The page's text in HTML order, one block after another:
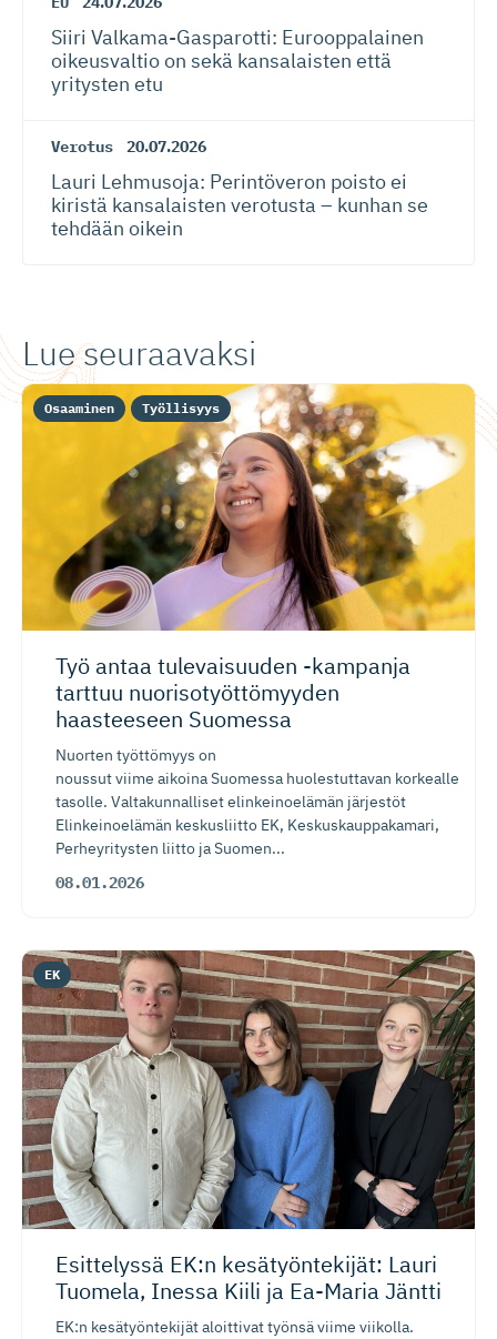
Siiri Valkama-Gas­pa­rotti: Eurooppalainen
oikeusvaltio on sekä kansalaisten että
yritysten etu
Verotus 20.07.2026
Lauri Lehmusoja: Perintöveron poisto ei
kiristä kansalaisten verotusta – kunhan se
tehdään oikein
Lue seuraavaksi
Työ antaa tulevaisuuden -kampanja
tarttuu nuorisotyöt­tö­myyden
haasteeseen Suomessa
Nuorten työttömyys on
noussut viime aikoina Suomessa huolestuttavan korkealle
tasolle. Valtakunnalliset elinkeinoelämän järjestöt
Elinkeinoelämän keskusliitto EK, Keskuskauppakamari,
Perheyritysten liitto ja Suomen...
08.01.2026
Osaaminen Työllisyys
Esittelyssä EK:n kesätyönte­kijät: Lauri
Tuomela, Inessa Kiili ja Ea-Maria Jäntti
EK:n kesätyöntekijät aloittivat työnsä viime viikolla.
EK